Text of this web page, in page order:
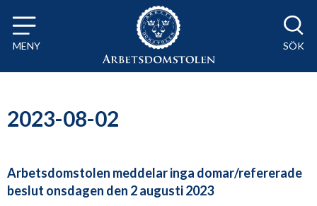
Till innehåll på sidan x
MENY SÖK
2023-08-02
Arbetsdomstolen meddelar inga domar/refererade
beslut onsdagen den 2 augusti 2023